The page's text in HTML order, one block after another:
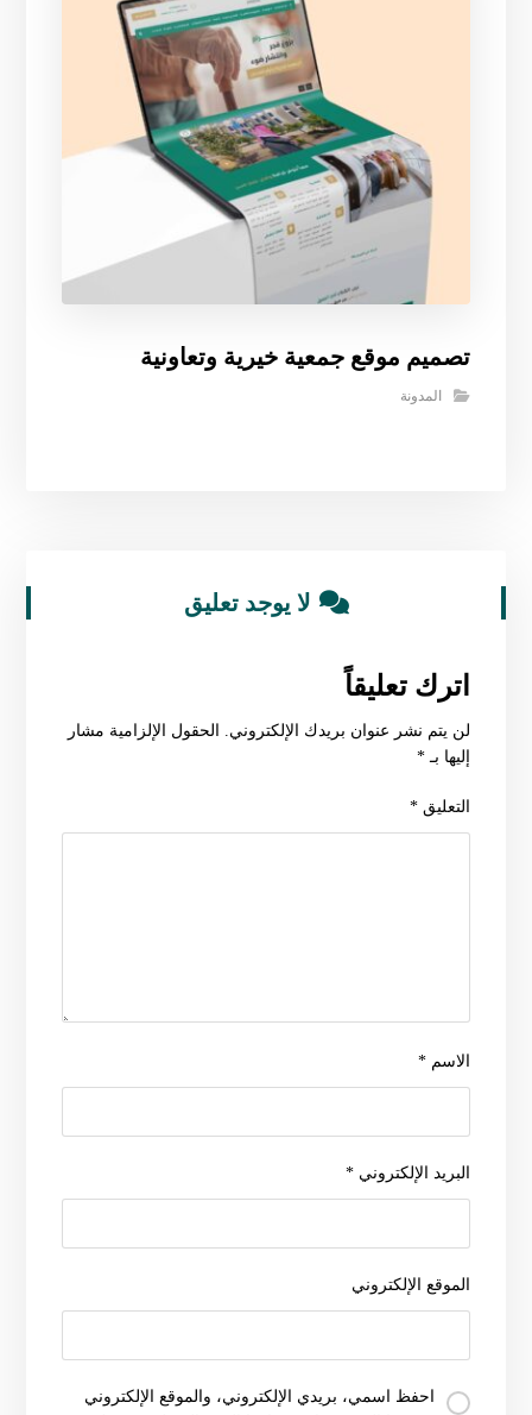
تصميم موقع جمعية خيرية وتعاونية
المدونة
لا يوجد تعليق
اترك تعليقاً
لن يتم نشر عنوان بريدك الإلكتروني.
الحقول الإلزامية مشار
إليها بـ*
التعليق*
الاسم*
البريد الإلكتروني*
الموقع الإلكتروني
احفظ اسمي، بريدي الإلكتروني، والموقع الإلكتروني